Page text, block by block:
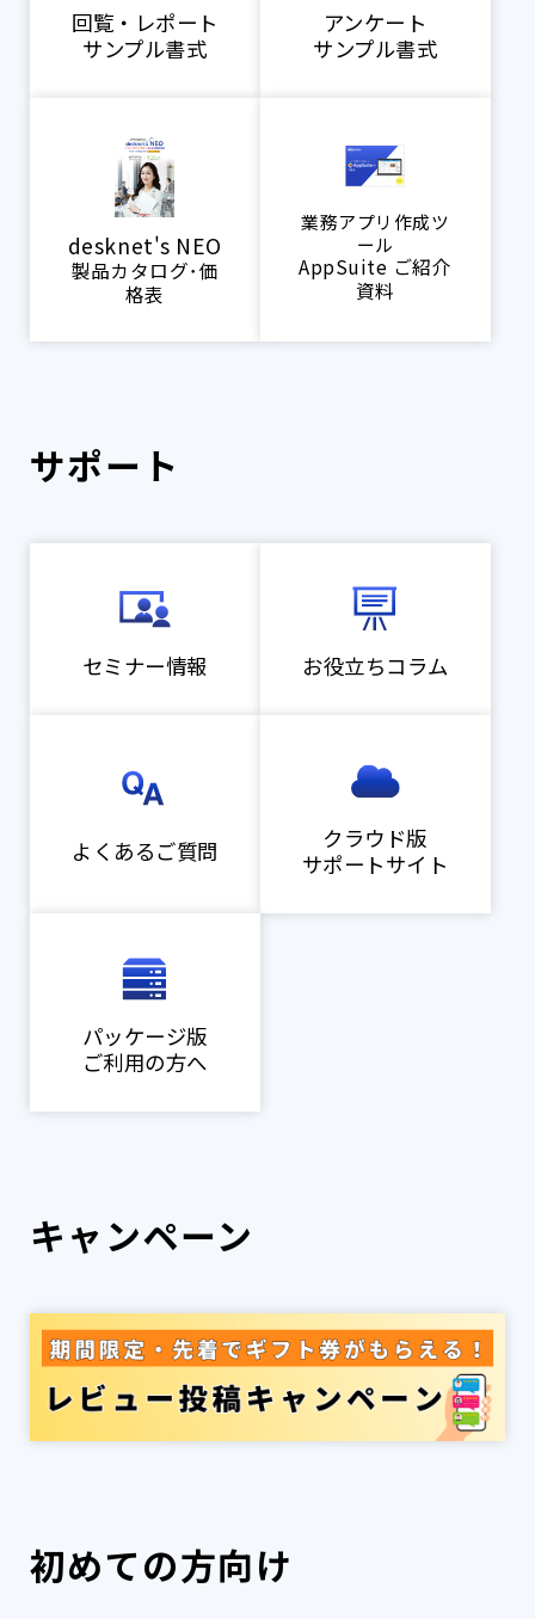
回覧・レポート
サンプル書式
アンケート
サンプル書式
desknet's NEO
製品カタログ･価
格表
業務アプリ作成ツ
ール
AppSuite ご紹介
資料
サポート
セミナー情報 お役立ちコラム
よくあるご質問
クラウド版
サポートサイト
パッケージ版
ご利用の方へ
キャンペーン
初めての方向け